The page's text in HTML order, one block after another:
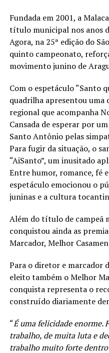
Fundada em 2001, a
título municipal nos anos
Agora, na 25ª edição do
quinto campeonato,
movimento junino de
Com o espetáculo “Santo
quadrilha apresentou
regional que acompanha
Cansada de esperar por
Santo Antônio pelas
Para fugir da situação, o
“AiSanto”, um inusitado
Entre humor, romance, fé
espetáculo emocionou o
juninas e a cultura
Além do título de campeã
conquistou ainda as
Marcador, Melhor
Para o diretor e marcador
eleito também o Melhor
conquista representa o
construído diariamente
“É uma felicidade enorme.
trabalho, de muita luta e
trabalho muito forte